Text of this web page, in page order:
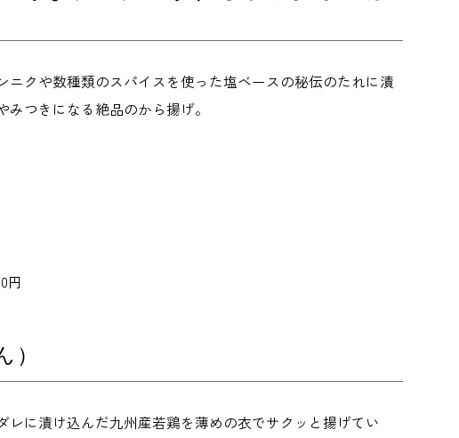
クや数種類のスパイスを使った塩ベースの秘伝のたれに漬
つきになる絶品のから揚げ。
円
に漬け込んだ九州産若鶏を薄めの衣でサクッと揚げてい